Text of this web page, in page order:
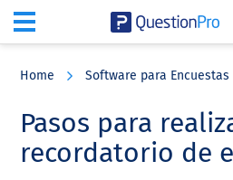
content
sidebar
Home Software para Encuestas
Pasos para
recordatorio de